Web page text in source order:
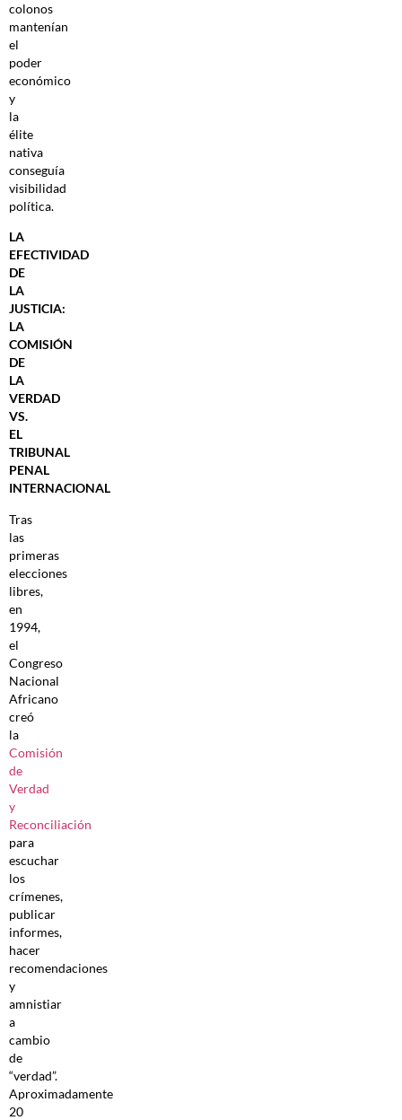
colonos
mantenían
el
poder
económico
y
la
élite
nativa
conseguía
visibilidad
política.
LA
EFECTIVIDAD
DE
LA
JUSTICIA:
LA
COMISIÓN
DE
LA
VERDAD
VS.
EL
TRIBUNAL
PENAL
INTERNACIONAL
Tras
las
primeras
elecciones
libres,
en
1994,
el
Congreso
Nacional
Africano
creó
la
Comisión
de
Verdad
y
Reconciliación
para
escuchar
los
crímenes,
publicar
informes,
hacer
recomendaciones
y
amnistiar
a
cambio
de
“verdad”.
Aproximadamente
20